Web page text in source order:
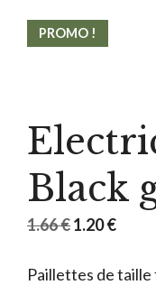
PROMO !
Black
1.66€Le
initial
1.20€Le
Paillettes de